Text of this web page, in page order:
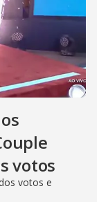
votos
votos e